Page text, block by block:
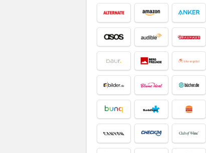
Finanzen &
Kreditkarte
Gaming & Videospiele
Gesellschafts- &
Brettspiele
Grill & Zubehör
Gutscheine
Home & Living
Küche & Haushalt
Lebensmittel
News
Parfum & Düfte